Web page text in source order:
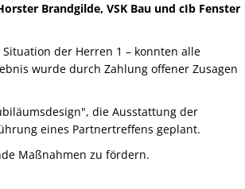
Brandgilde, VSK Bau und cIb Fenster
der Herren 1 – konnten alle
wurde durch Zahlung offener Zusagen
die Ausstattung der
eines Partnertreffens geplant.
Maßnahmen zu fördern.